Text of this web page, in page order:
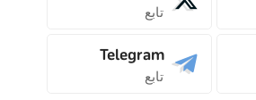
تابع
Telegram
تابع